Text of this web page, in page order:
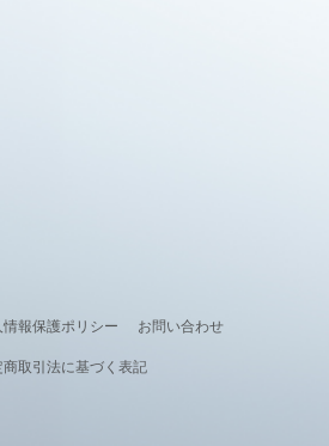
情報保護ポリシー お問い合わせ
商取引法に基づく表記